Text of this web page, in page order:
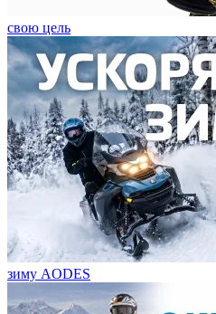
свою цель
зиму AODES